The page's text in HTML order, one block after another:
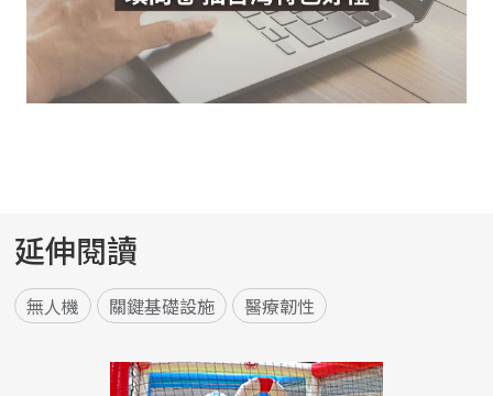
延伸閱讀
無人機 關鍵基礎設施 醫療韌性